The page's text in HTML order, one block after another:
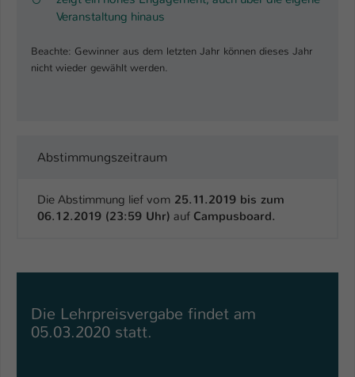
Veranstaltung hinaus
Beachte: Gewinner aus dem letzten Jahr können dieses Jahr
nicht wieder gewählt werden.
Abstimmungszeitraum
Die Abstimmung lief vom 25.11.2019 bis zum
06.12.2019 (23:59 Uhr) auf Campusboard.
Die Lehrpreisvergabe findet am
05.03.2020 statt.